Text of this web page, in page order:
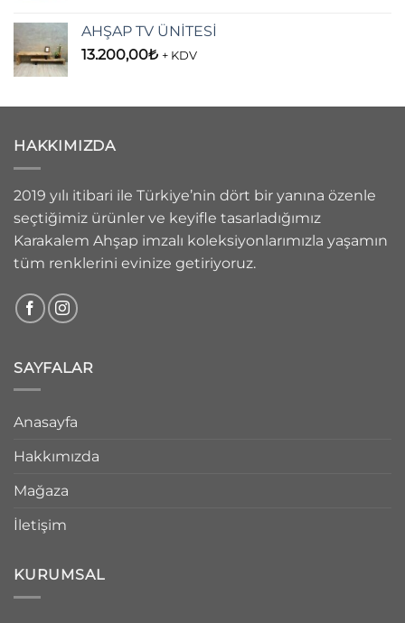
AHŞAP TV ÜNİTESİ
13.200,00₺ + KDV
HAKKIMIZDA
2019 yılı itibari ile Türkiye’nin dört bir yanına özenle
seçtiğimiz ürünler ve keyifle tasarladığımız
Karakalem Ahşap imzalı koleksiyonlarımızla yaşamın
tüm renklerini evinize getiriyoruz.
SAYFALAR
Anasayfa
Hakkımızda
Mağaza
İletişim
KURUMSAL